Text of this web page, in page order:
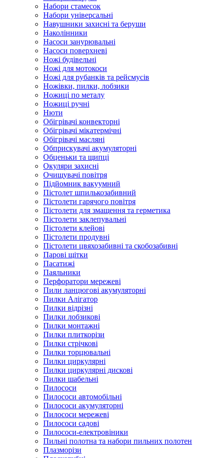
Набори стамесок
Набори універсальні
Навушники захисні та беруши
Наколінники
Насоси занурювальні
Насоси поверхневі
Ножі будівельні
Ножі для мотокоси
Ножі для рубанків та рейсмусів
Ножівки, пилки, лобзики
Ножиці по металу
Ножиці ручні
Нюти
Обігрівачі конвекторні
Обігрівачі мікатермічні
Обігрівачі масляні
Обприскувачі акумуляторні
Обценьки та щипці
Окуляри захисні
Очищувачі повітря
Підйомник вакуумний
Пістолет шпилькозабивний
Пістолети гарячого повітря
Пістолети для змащення та герметика
Пістолети заклепувальні
Пістолети клейові
Пістолети продувні
Пістолети цвяхозабивні та скобозабивні
Парові щітки
Пасатижі
Паяльники
Перфоратори мережеві
Пили ланцюгові акумуляторні
Пилки Алігатор
Пилки відрізні
Пилки лобзикові
Пилки монтажні
Пилки плиткорізи
Пилки стрічкові
Пилки торцювальні
Пилки циркулярні
Пилки циркулярні дискові
Пилки шабельні
Пилососи
Пилососи автомобільні
Пилососи акумуляторні
Пилососи мережеві
Пилососи садові
Пилососи-електровіники
Пильні полотна та набори пильних полотен
Плазморізи